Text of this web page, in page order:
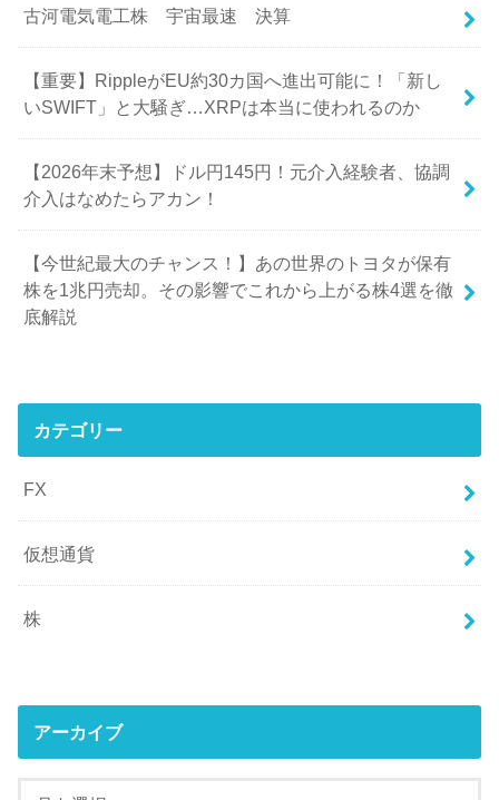
古河電気電工株 宇宙最速 決算
【重要】RippleがEU約30カ国へ進出可能に！「新し
いSWIFT」と大騒ぎ…XRPは本当に使われるのか
【2026年末予想】ドル円145円！元介入経験者、協調
介入はなめたらアカン！
【今世紀最大のチャンス！】あの世界のトヨタが保有
株を1兆円売却。その影響でこれから上がる株4選を徹
底解説
カテゴリー
FX
仮想通貨
株
アーカイブ